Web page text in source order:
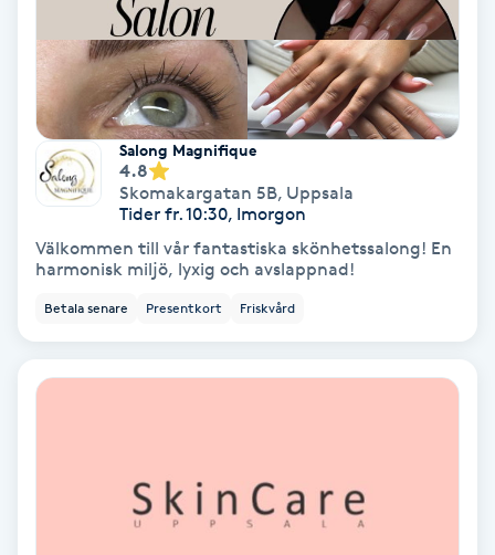
Ryggmassage
Samtalsterapi
Senioryoga
Shiatsu
Sjukgymnastik
Salong Magnifique
4.8
Skomakargatan 5B, Uppsala
Tider fr. 10:30, Imorgon
Välkommen till vår fantastiska skönhetssalong! En
harmonisk miljö, lyxig och avslappnad!
Betala senare Presentkort Friskvård